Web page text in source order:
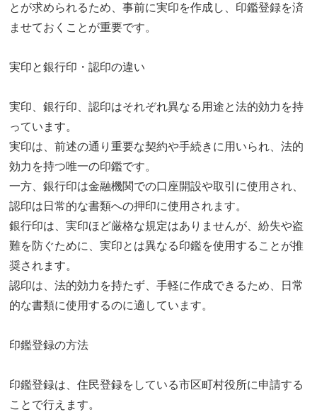
とが求められるため、事前に実印を作成し、印鑑登録を済
ませておくことが重要です。
実印と銀行印・認印の違い
実印、銀行印、認印はそれぞれ異なる用途と法的効力を持
っています。
実印は、前述の通り重要な契約や手続きに用いられ、法的
効力を持つ唯一の印鑑です。
一方、銀行印は金融機関での口座開設や取引に使用され、
認印は日常的な書類への押印に使用されます。
銀行印は、実印ほど厳格な規定はありませんが、紛失や盗
難を防ぐために、実印とは異なる印鑑を使用することが推
奨されます。
認印は、法的効力を持たず、手軽に作成できるため、日常
的な書類に使用するのに適しています。
印鑑登録の方法
印鑑登録は、住民登録をしている市区町村役所に申請する
ことで行えます。